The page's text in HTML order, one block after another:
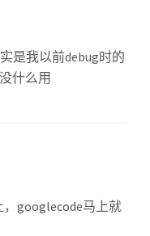
是我以前debug时的
什么用
googlecode马上就